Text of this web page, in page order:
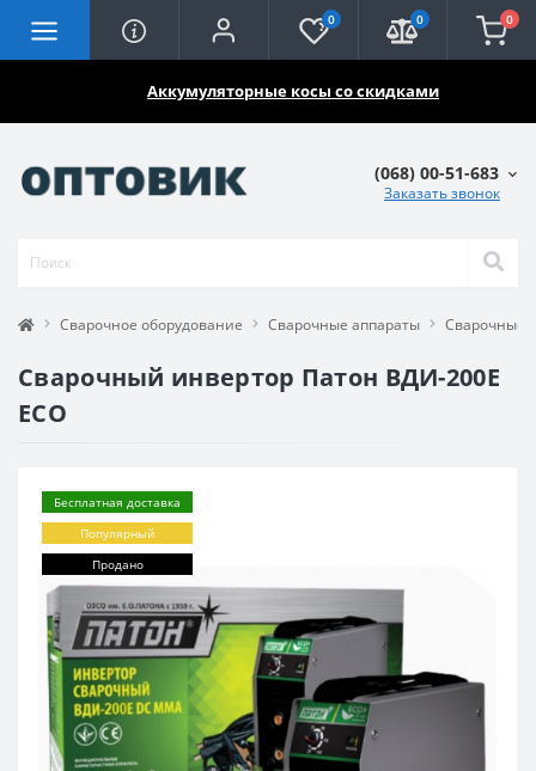
Аккумуляторные косы со скидками
0 0 0
(068) 00-51-683
Заказать звонок
Сварочное оборудование Сварочные аппараты Сварочные
Сварочный инвертор Патон ВДИ-200E
ECO
Бесплатная доставка
Популярный
Продано